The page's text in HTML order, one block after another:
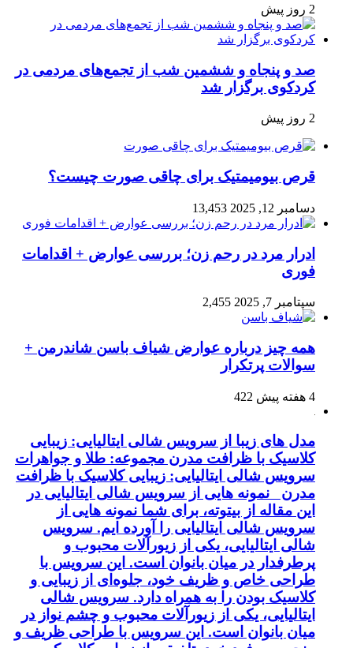
2 روز پیش
صد و پنجاه‌ و ششمین شب از تجمع‌های مردمی در
کردکوی برگزار شد
2 روز پیش
قرص بیومیمتیک برای چاقی صورت چیست؟
دسامبر 12, 2025 13,453
ادرار مرد در رحم زن؛ بررسی عوارض + اقدامات
فوری
سپتامبر 7, 2025 2,455
همه چیز درباره عوارض شیاف باسن شاندرمن +
سوالات پرتکرار
4 هفته پیش 422
مدل های زیبا از سرویس شالی ایتالیایی: زیبایی
کلاسیک با ظرافت مدرن مجموعه: طلا و جواهرات
سرویس شالی ایتالیایی: زیبایی کلاسیک با ظرافت
مدرن نمونه هایی از سرویس شالی ایتالیایی در
این مقاله از بیتوته، برای شما نمونه هایی از
سرویس شالی ایتالیایی را آورده ایم. سرویس
شالی ایتالیایی، یکی از زیورآلات محبوب و
پرطرفدار در میان بانوان است. این سرویس با
طراحی خاص و ظریف خود، جلوه‌ای از زیبایی و
کلاسیک بودن را به همراه دارد. سرویس شالی
ایتالیایی، یکی از زیورآلات محبوب و چشم نواز در
میان بانوان است. این سرویس با طراحی ظریف و